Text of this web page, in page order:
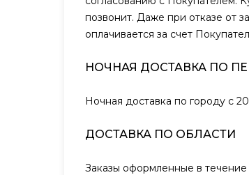
позвонит. Даже при отказе от
оплачивается за счет
НОЧНАЯ ДОСТАВКА ПО
Ночная доставка по городу с
ДОСТАВКА ПО ОБЛАСТИ
Заказы оформленные в